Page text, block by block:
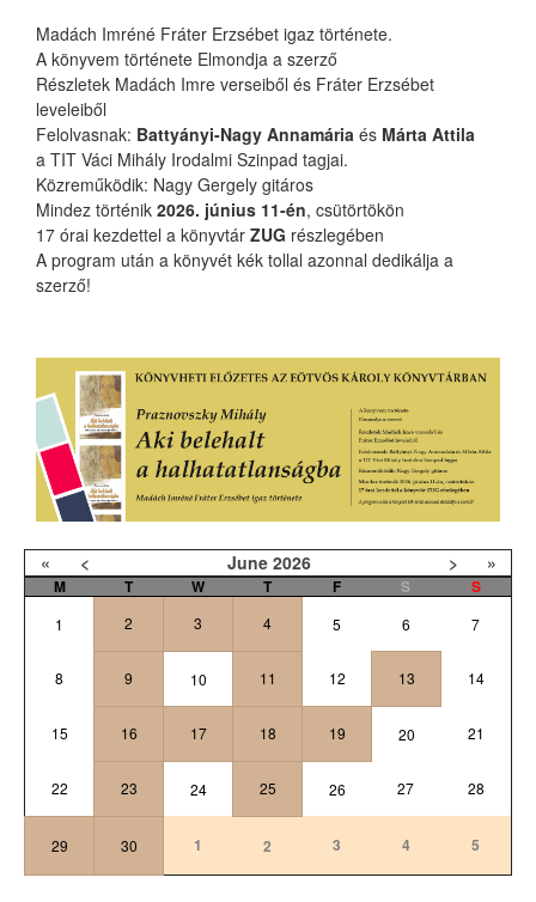
Madách Imréné Fráter Erzsébet igaz története.
A könyvem története Elmondja a szerző
Részletek Madách Imre verseiből és Fráter Erzsébet
leveleiből
Felolvasnak: Battyányi-Nagy Annamária és Márta Attila
a TIT Váci Mihály Irodalmi Szinpad tagjai.
Közreműködik: Nagy Gergely gitáros
Mindez történik 2026. június 11-én, csütörtökön
17 órai kezdettel a könyvtár ZUG részlegében
A program után a könyvét kék tollal azonnal dedikálja a
szerző!
« < June 2026 > »
M T W T F S S
1 2 3 4 5 6 7
8 9 10 11 12 13 14
15 16 17 18 19 20 21
22 23 24 25 26 27 28
29 30 1 2 3 4 5